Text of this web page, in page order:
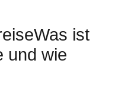
Was ist
und wie